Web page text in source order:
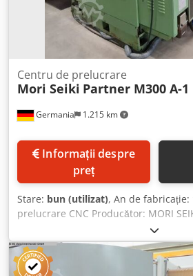
Germania 1.215 km
Centru de prelucrare
Mori Seiki Partner M300 A-1
preț
Stare: bun (utilizat), An de fabricație:
prelucrare CNC Producător: MORI
A-1 Anul fabricației: 1990 Control
Curse: X/Y/Z: 400 x 300 x 495 mm
axului principal și masa paletei (axa
Distanța dintre vârful axului principal